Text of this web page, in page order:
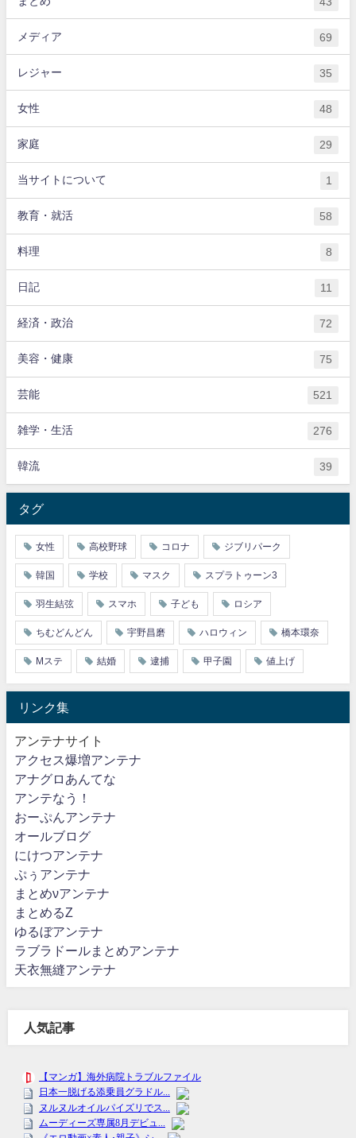
メディア 69
レジャー 35
女性 48
家庭 29
当サイトについて 1
教育・就活 58
料理 8
日記 11
経済・政治 72
美容・健康 75
芸能 521
雑学・生活 276
韓流 39
タグ
女性 高校野球 コロナ ジブリパーク
韓国 学校 マスク スプラトゥーン3
羽生結弦 スマホ 子ども ロシア
ちむどんどん 宇野昌磨 ハロウィン 橋本環奈
Mステ 結婚 逮捕 甲子園 値上げ
リンク集
アンテナサイト
アクセス爆増アンテナ
アナグロあんてな
アンテなう！
おーぷんアンテナ
オールブログ
にけつアンテナ
ぷぅアンテナ
まとめνアンテナ
まとめるZ
ゆるぼアンテナ
ラブラドールまとめアンテナ
天衣無縫アンテナ
人気記事